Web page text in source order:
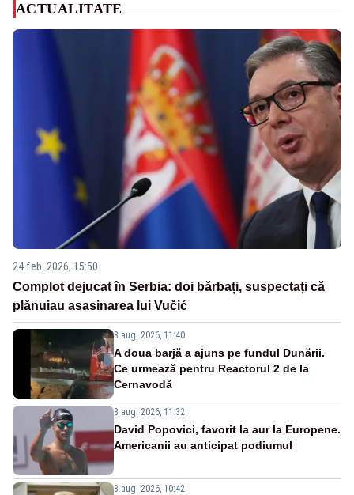
ACTUALITATE
24 feb. 2026, 15:50
Complot dejucat în Serbia: doi bărbați, suspectați că
plănuiau asasinarea lui Vučić
8 aug. 2026, 11:40
A doua barjă a ajuns pe fundul Dunării.
Ce urmează pentru Reactorul 2 de la
Cernavodă
8 aug. 2026, 11:32
David Popovici, favorit la aur la Europene.
Americanii au anticipat podiumul
8 aug. 2026, 10:42